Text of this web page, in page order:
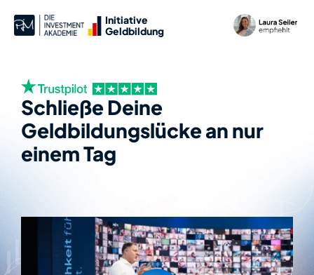
Initiative
Geldbildung
Schließe Deine
Geldbildungslücke an nur
einem Tag